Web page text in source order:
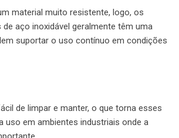
material muito resistente, logo, os
aço inoxidável geralmente têm uma
suportar o uso contínuo em condições
de limpar e manter, o que torna esses
uso em ambientes industriais onde a